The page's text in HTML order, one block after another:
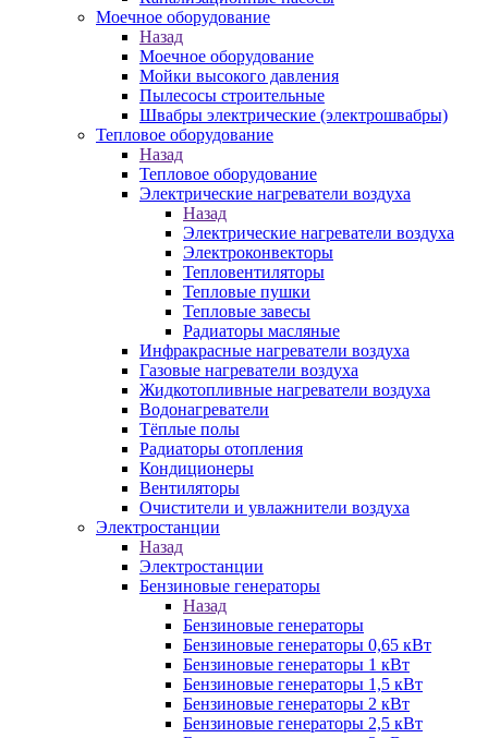
Моечное оборудование
Назад
Моечное оборудование
Мойки высокого давления
Пылесосы строительные
Швабры электрические (электрошвабры)
Тепловое оборудование
Назад
Тепловое оборудование
Электрические нагреватели воздуха
Назад
Электрические нагреватели воздуха
Электроконвекторы
Тепловентиляторы
Тепловые пушки
Тепловые завесы
Радиаторы масляные
Инфракрасные нагреватели воздуха
Газовые нагреватели воздуха
Жидкотопливные нагреватели воздуха
Водонагреватели
Тёплые полы
Радиаторы отопления
Кондиционеры
Вентиляторы
Очистители и увлажнители воздуха
Электростанции
Назад
Электростанции
Бензиновые генераторы
Назад
Бензиновые генераторы
Бензиновые генераторы 0,65 кВт
Бензиновые генераторы 1 кВт
Бензиновые генераторы 1,5 кВт
Бензиновые генераторы 2 кВт
Бензиновые генераторы 2,5 кВт